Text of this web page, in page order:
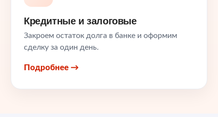
Кредитные и залоговые
Закроем остаток долга в банке и оформим
сделку за один день.
Подробнее →